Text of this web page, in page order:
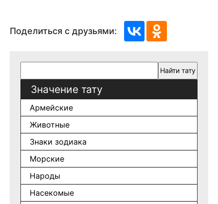
Поделиться с друзьями:
Значение тату
Армейские
Животные
Знаки зодиака
Морские
Народы
Насекомые